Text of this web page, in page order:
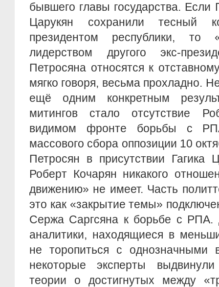
бывшего главы государства.
Царукян сохранили тесный
президентом республики, то
лидерством другого экс-
Петросяна относятся к
мягко говоря, весьма прохладно.
ещё одним конкретным
митингов стало отсутствие
видимом фронте борьбы с
массового сбора оппозиции 10
Петросян в присутствии Гагика
Роберт Кочарян никакого
движению» не имеет. Часть
это как «закрытие темы»
Сержа Саргсяна к борьбе с РПА.
аналитики, находящиеся в
не торопиться с
некоторые эксперты выдвинули
теории о достигнутых между